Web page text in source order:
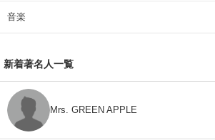
音楽
新着著名人一覧
Mrs. GREEN APPLE